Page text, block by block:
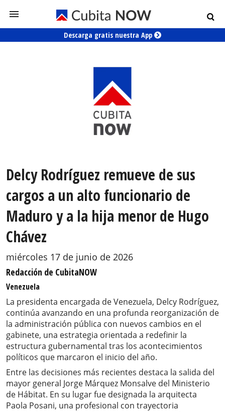
Descarga gratis nuestra App
Delcy Rodríguez remueve de sus
cargos a un alto funcionario de
Maduro y a la hija menor de Hugo
Chávez
miércoles 17 de junio de 2026
Redacción de CubitaNOW
Venezuela
La presidenta encargada de Venezuela, Delcy Rodríguez,
continúa avanzando en una profunda reorganización de
la administración pública con nuevos cambios en el
gabinete, una estrategia orientada a redefinir la
estructura gubernamental tras los acontecimientos
políticos que marcaron el inicio del año.
Entre las decisiones más recientes destaca la salida del
mayor general Jorge Márquez Monsalve del Ministerio
de Hábitat. En su lugar fue designada la arquitecta
Paola Posani, una profesional con trayectoria